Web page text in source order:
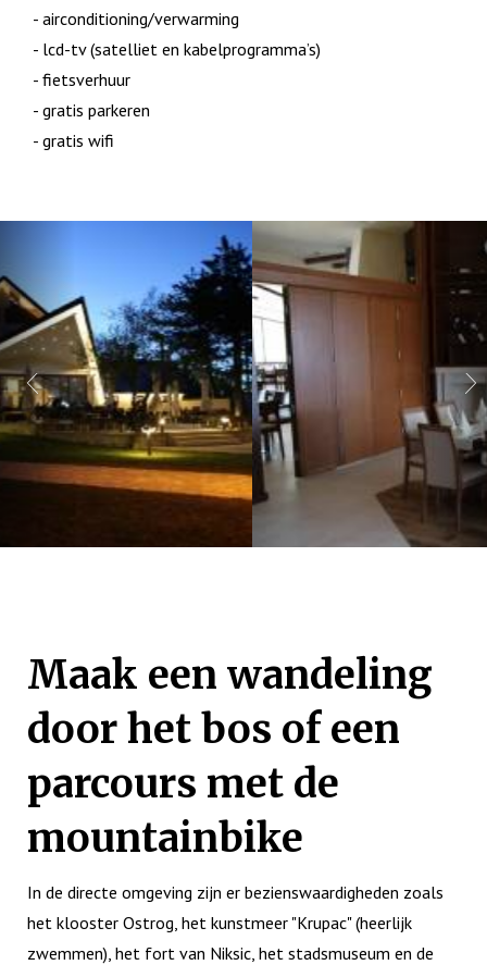
- airconditioning/verwarming
- lcd-tv (satelliet en kabelprogramma’s)
- fietsverhuur
- gratis parkeren
- gratis wifi
Maak een wandeling
door het bos of een
parcours met de
mountainbike
In de directe omgeving zijn er bezienswaardigheden zoals
het klooster Ostrog, het kunstmeer "Krupac" (heerlijk
zwemmen), het fort van Niksic, het stadsmuseum en de